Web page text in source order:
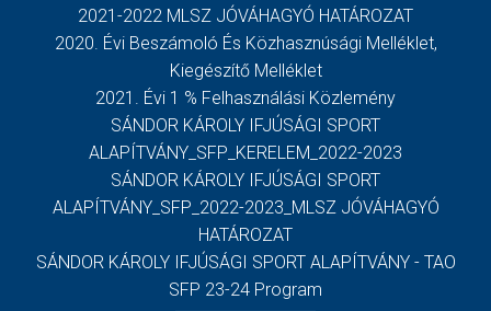
2021-2022 MLSZ JÓVÁHAGYÓ HATÁROZAT
2020. Évi Beszámoló És Közhasznúsági Melléklet,
Kiegészítő Melléklet
2021. Évi 1 % Felhasználási Közlemény
SÁNDOR KÁROLY IFJÚSÁGI SPORT
ALAPÍTVÁNY_SFP_KERELEM_2022-2023
SÁNDOR KÁROLY IFJÚSÁGI SPORT
ALAPÍTVÁNY_SFP_2022-2023_MLSZ JÓVÁHAGYÓ
HATÁROZAT
SÁNDOR KÁROLY IFJÚSÁGI SPORT ALAPÍTVÁNY - TAO
SFP 23-24 Program